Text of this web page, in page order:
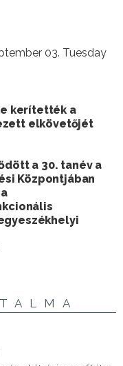
03. Tuesday
kerítették a
elkövetőjét
a 30. tanév a
Központjában